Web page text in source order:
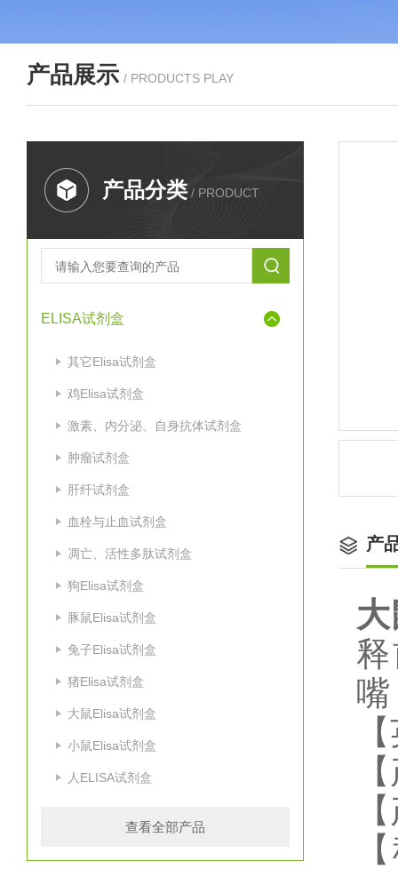
产品展示 / PRODUCTS PLAY
产品分类 / PRODUCT
ELISA试剂盒
其它Elisa试剂盒
鸡Elisa试剂盒
激素、内分泌、自身抗体试剂盒
肿瘤试剂盒
肝纤试剂盒
血栓与止血试剂盒
凋亡、活性多肽试剂盒
狗Elisa试剂盒
豚鼠Elisa试剂盒
兔子Elisa试剂盒
猪Elisa试剂盒
大鼠Elisa试剂盒
小鼠Elisa试剂盒
人ELISA试剂盒
查看全部产品
产